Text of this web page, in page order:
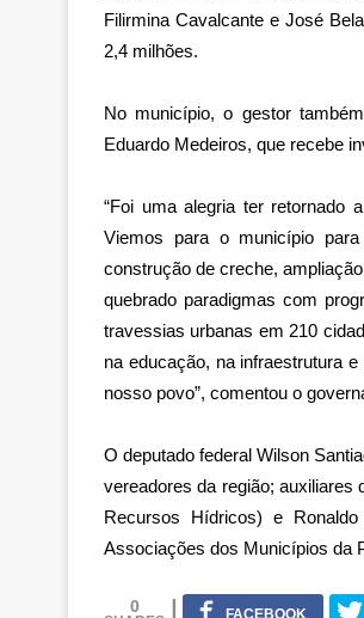
Filirmina Cavalcante e José
2,4 milhões.
No município, o gestor
Eduardo Medeiros, que recebe
“Foi uma alegria ter retornado
Viemos para o município
construção de creche,
quebrado paradigmas com
travessias urbanas em 210
na educação, na infraestrutura
nosso povo”, comentou o
O deputado federal Wilson
vereadores da região; auxiliares
Recursos Hídricos) e
Associações dos Municípios da
0